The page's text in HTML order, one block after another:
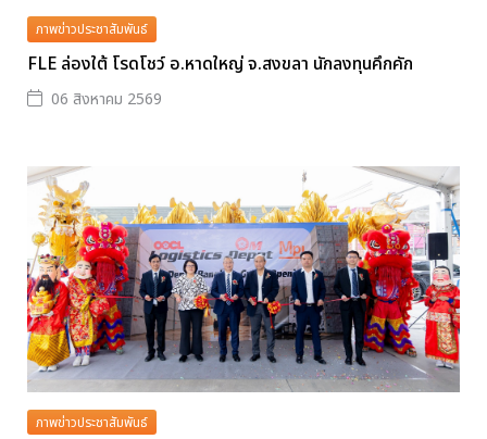
ภาพข่าวประชาสัมพันธ์
FLE ล่องใต้ โรดโชว์ อ.หาดใหญ่ จ.สงขลา นักลงทุนคึกคัก
06 สิงหาคม 2569
ภาพข่าวประชาสัมพันธ์